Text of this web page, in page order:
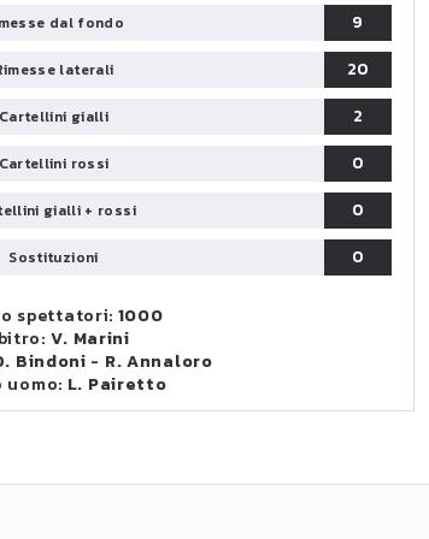
dal fondo
9
laterali
20
Cartellini gialli
2
Cartellini rossi
0
gialli + rossi
0
Sostituzioni 0
spettatori: 1000
V. Marini
Bindoni - R. Annaloro
uomo: L. Pairetto
SERIE B
Squadra
2